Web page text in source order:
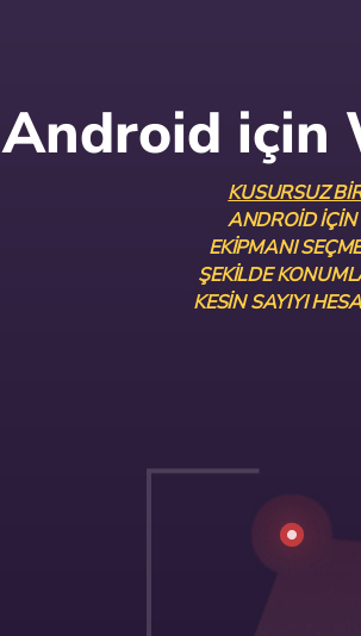
Android için
KUSURSUZ
ANDROID
EKIPMANI
ŞEKILDE
KESIN SAYIYI